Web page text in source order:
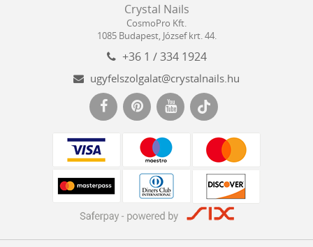
Nails
Kft.
Crystal Nails
CosmoPro Kft.
1085 Budapest, József krt. 44.
+36 1 / 334 1924
ugyfelszolgalat@crystalnails.hu